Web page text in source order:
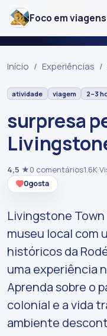
Foco em viagens
Início Experiências
atividade viagem 2–3
surpresa
4,5 ★0 comentários1.6K
0gosta
Livingstone
museu local com
históricos da
uma experiência
Aprenda sobre o
colonial e a vida
ambiente